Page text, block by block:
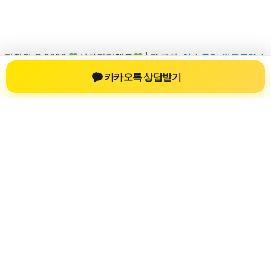
저작권 © 2026 신차장기렌트 | 제공처:
아스트라 워드프레스
테마
카카오톡 상담받기